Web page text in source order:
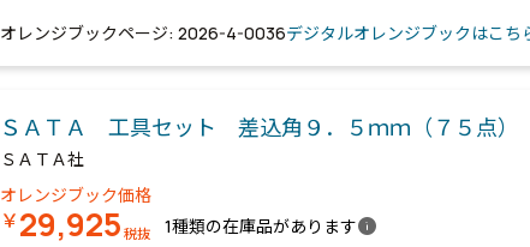
オレンジブックページ: 2026-4-0036デジタルオレンジブックはこち
ＳＡＴＡ 工具セット 差込角９．５ｍｍ（７５点）
ＳＡＴＡ社
オレンジブック価格
￥29,925 税抜 1種類の在庫品がありますinfo